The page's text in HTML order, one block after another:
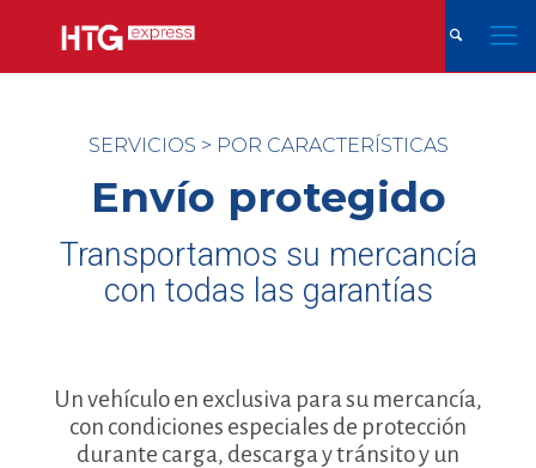
SERVICIOS > POR CARACTERÍSTICAS
Envío protegido
Transportamos su mercancía
con todas las garantías
Un vehículo en exclusiva para su mercancía,
con condiciones especiales de protección
durante carga, descarga y tránsito y un